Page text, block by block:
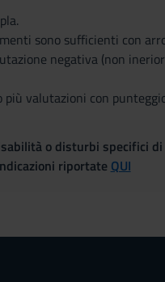
sono sufficienti con
negativa (non
più valutazioni con
o disturbi specifici
riportate QUI